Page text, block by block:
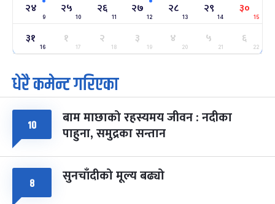
सोम फाल्गुन २४, २०८३- Mar 8, 2027
२५
मंगल
ग्याल्पो ल्होसार
फाल्गुन २५, २०८३ Mar 9, 2027
७ महिना बाँकी
७
आइत
पूर्णिमा व्रत
चैत्र ७, २०८३-
८
सोम
फागुपूर्णिमा
चैत्र ८, २०८३-Mar 22, 2027
७ महिना बाँकी
२४
9
२५
10
२६
11
२७
12
२८
13
२९
14
३०
15
३१
16
१
17
२
18
३
19
४
20
५
21
६
22
धेरै कमेन्ट गरिएका
१० बाम माछाको रहस्यमय जीवन : नदीका
पाहुना, समुद्रका सन्तान
८ सुनचाँदीको मूल्य बढ्यो